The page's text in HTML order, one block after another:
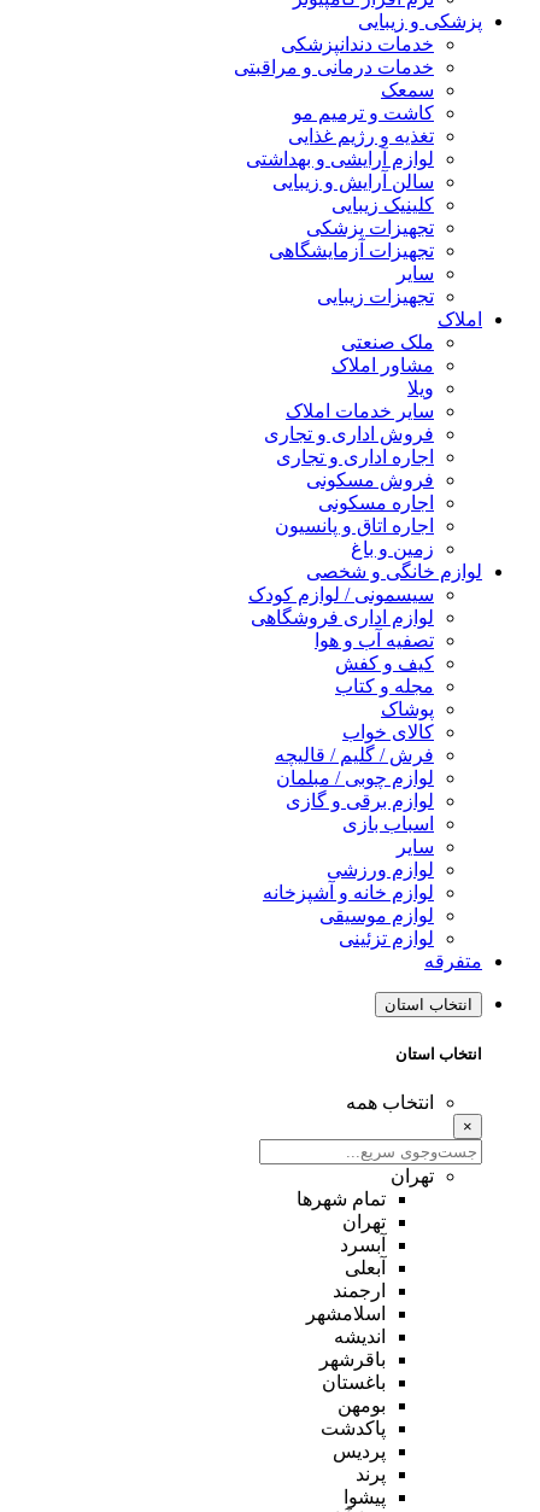
پزشکی و زیبایی
خدمات دندانپزشکی
خدمات درمانی و مراقبتی
سمعک
کاشت و ترمیم مو
تغذیه و رژیم غذایی
لوازم آرایشی و بهداشتی
سالن آرایش و زیبایی
کلینیک زیبایی
تجهیزات پزشکی
تجهیزات آزمایشگاهی
سایر
تجهیزات زیبایی
املاک
ملک صنعتی
مشاور املاک
ویلا
سایر خدمات املاک
فروش اداری و تجاری
اجاره اداری و تجاری
فروش مسکونی
اجاره مسکونی
اجاره اتاق و پانسیون
زمین و باغ
لوازم خانگی و شخصی
سیسمونی / لوازم کودک
لوازم اداری فروشگاهی
تصفیه آب و هوا
کیف و کفش
مجله و کتاب
پوشاک
کالای خواب
فرش / گلیم / قالیچه
لوازم چوبی / مبلمان
لوازم برقی و گازی
اسباب بازی
سایر
لوازم ورزشی
لوازم خانه و آشپزخانه
لوازم موسیقی
لوازم تزئینی
متفرقه
انتخاب استان
انتخاب استان
انتخاب همه
×
تهران
تمام شهر‌ها
تهران
آبسرد
آبعلی
ارجمند
اسلامشهر
اندیشه
باقرشهر
باغستان
بومهن
پاکدشت
پردیس
پرند
پیشوا